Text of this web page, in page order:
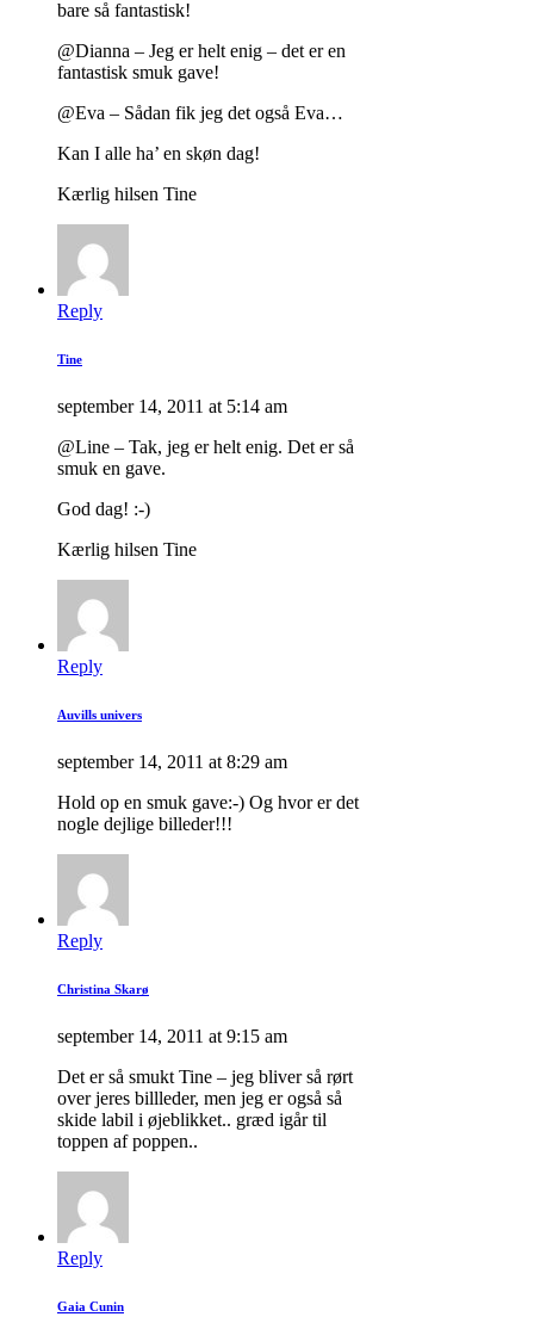
bare så fantastisk!
@Dianna – Jeg er helt enig – det er en
fantastisk smuk gave!
@Eva – Sådan fik jeg det også Eva…
Kan I alle ha’ en skøn dag!
Kærlig hilsen Tine
Reply
Tine
september 14, 2011 at 5:14 am
@Line – Tak, jeg er helt enig. Det er så
smuk en gave.
God dag! :-)
Kærlig hilsen Tine
Reply
Auvills univers
september 14, 2011 at 8:29 am
Hold op en smuk gave:-) Og hvor er det
nogle dejlige billeder!!!
Reply
Christina Skarø
september 14, 2011 at 9:15 am
Det er så smukt Tine – jeg bliver så rørt
over jeres billleder, men jeg er også så
skide labil i øjeblikket.. græd igår til
toppen af poppen..
Reply
Gaia Cunin